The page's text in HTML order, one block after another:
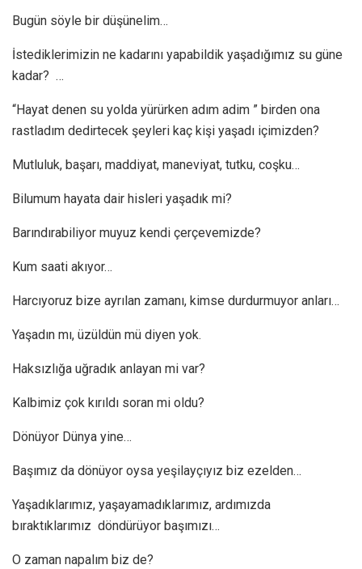
Bugün söyle bir düşünelim…
İstediklerimizin ne kadarını yapabildik yaşadığımız su güne
kadar? …
“Hayat denen su yolda yürürken adım adim ” birden ona
rastladım dedirtecek şeyleri kaç kişi yaşadı içimizden?
Mutluluk, başarı, maddiyat, maneviyat, tutku, coşku…
Bilumum hayata dair hisleri yaşadık mi?
Barındırabiliyor muyuz kendi çerçevemizde?
Kum saati akıyor…
Harcıyoruz bize ayrılan zamanı, kimse durdurmuyor anları…
Yaşadın mı, üzüldün mü diyen yok.
Haksızlığa uğradık anlayan mi var?
Kalbimiz çok kırıldı soran mi oldu?
Dönüyor Dünya yine…
Başımız da dönüyor oysa yeşilayçıyız biz ezelden…
Yaşadıklarımız, yaşayamadıklarımız, ardımızda
bıraktıklarımız döndürüyor başımızı…
O zaman napalım biz de?